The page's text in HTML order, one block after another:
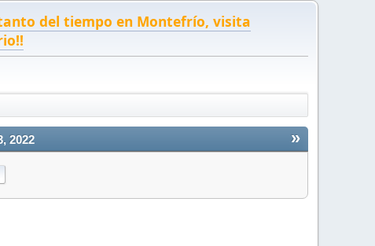
del tiempo en Montefrío, visita
»
2022